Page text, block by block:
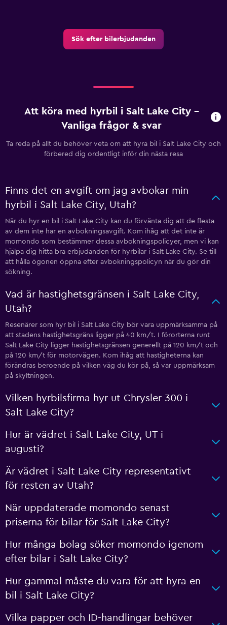
Sök efter bilerbjudanden
Att köra med hyrbil i Salt Lake City –
Vanliga frågor & svar
Ta reda på allt du behöver veta om att hyra bil i Salt Lake City och
förbered dig ordentligt inför din nästa resa
Finns det en avgift om jag avbokar min
hyrbil i Salt Lake City, Utah?
När du hyr en bil i Salt Lake City kan du förvänta dig att de flesta
av dem inte har en avbokningsavgift. Kom ihåg att det inte är
momondo som bestämmer dessa avbokningspolicyer, men vi kan
hjälpa dig hitta bra erbjudanden för hyrbilar i Salt Lake City. Se till
att hålla ögonen öppna efter avbokningspolicyn när du gör din
sökning.
Vad är hastighetsgränsen i Salt Lake City,
Utah?
Resenärer som hyr bil i Salt Lake City bör vara uppmärksamma på
att stadens hastighetsgräns ligger på 40 km/t. I förorterna runt
Salt Lake City ligger hastighetsgränsen generellt på 120 km/t och
på 120 km/t för motorvägen. Kom ihåg att hastigheterna kan
förändras beroende på vilken väg du kör på, så var uppmärksam
på skyltningen.
Vilken hyrbilsfirma hyr ut Chrysler 300 i
Salt Lake City?
Hur är vädret i Salt Lake City, UT i
augusti?
Är vädret i Salt Lake City representativt
för resten av Utah?
När uppdaterade momondo senast
priserna för bilar för Salt Lake City?
Hur många bolag söker momondo igenom
efter bilar i Salt Lake City?
Hur gammal måste du vara för att hyra en
bil i Salt Lake City?
Vilka papper och ID-handlingar behöver